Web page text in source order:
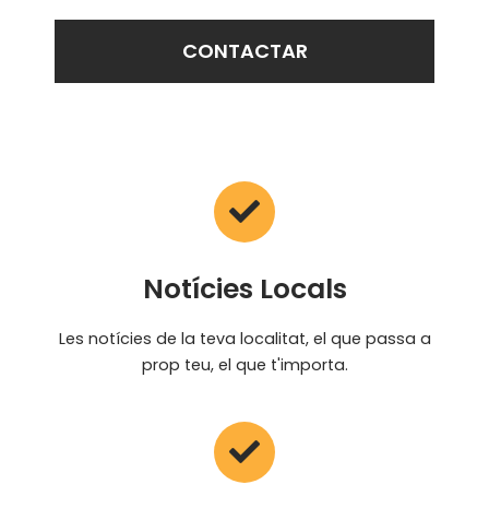
CONTACTAR
Notícies Locals
Les notícies de la teva localitat, el que passa a
prop teu, el que t'importa.